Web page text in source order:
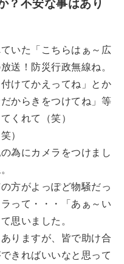
？不安な事はあり
いた「こちらはぁ～広
送！防災行政無線ね。
けてかえってね」とか
からきをつけてね」等
くれて（笑）
）
為にカメラをつけまし
方がよっぽど物騒だっ
って・・・「あぁ～い
思いました。
りますが、皆で助け合
きればいいなと思って